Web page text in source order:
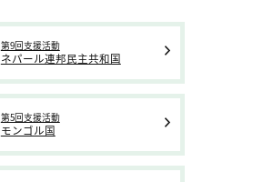
第9回支援活動
ネパール連邦民主共和国
第5回支援活動
モンゴル国